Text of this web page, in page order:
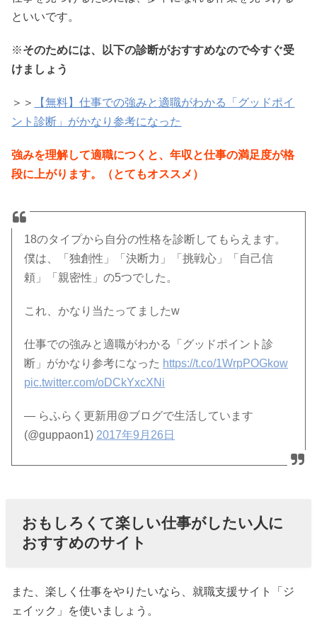
といいです。
※そのためには、以下の診断がおすすめなので今すぐ受
けましょう
＞＞
【無料】仕事での強みと適職がわかる「グッドポイ
ント診断」がかなり参考になった
強みを理解して適職につくと、年収と仕事の満足度が格
段に上がります。（とてもオススメ）
18のタイプから自分の性格を診断してもらえます。
僕は、「独創性」「決断力」「挑戦心」「自己信
頼」「親密性」の5つでした。
これ、かなり当たってましたw
仕事での強みと適職がわかる「グッドポイント診
断」がかなり参考になった https://t.co/1WrpPOGkow
pic.twitter.com/oDCkYxcXNi
— らふらく更新用@ブログで生活しています
(@guppaon1) 2017年9月26日
おもしろくて楽しい仕事がしたい人に
おすすめのサイト
また、楽しく仕事をやりたいなら、就職支援サイト「ジ
ェイック」を使いましょう。